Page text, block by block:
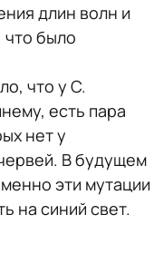
длин волн и
было
что у C.
есть пара
нет у
В будущем
эти мутации
на синий свет.